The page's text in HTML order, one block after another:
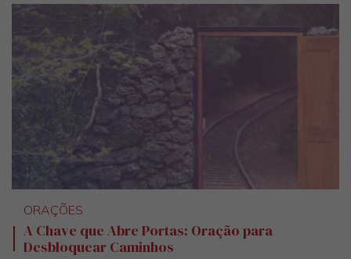
ORAÇÕES
A Chave que Abre Portas: Oração para
Desbloquear Caminhos